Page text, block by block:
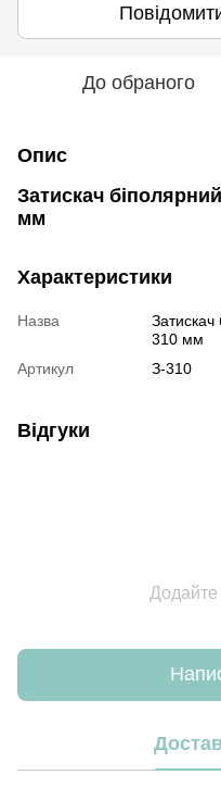
До обраного
Опис
Затискач
мм
Характеристики
Назва
310 мм
Артикул
З-310
Відгуки
Додайте